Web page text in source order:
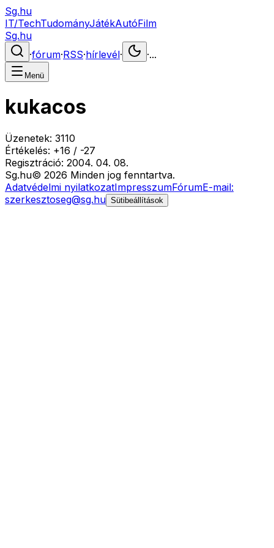
Sg.hu
IT/TechTudományJátékAutóFilm
Sg.hu
·fórum·RSS·hírlevél· ·...
Menü
kukacos
Üzenetek: 3110
Értékelés: +16 / -27
Regisztráció: 2004. 04. 08.
Sg.hu© 2026 Minden jog fenntartva.
Adatvédelmi nyilatkozatImpresszumFórumE-mail:
szerkesztoseg@sg.hu Sütibeállítások